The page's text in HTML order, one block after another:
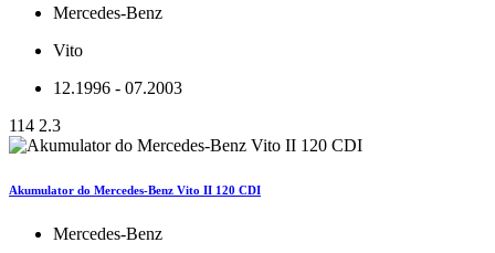
Mercedes-Benz
Vito
12.1996 - 07.2003
114 2.3
Akumulator do Mercedes-Benz Vito II 120 CDI
Mercedes-Benz